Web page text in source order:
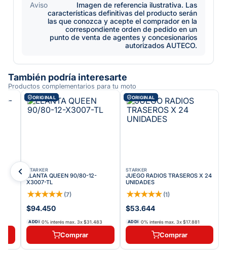
Aviso
Imagen de referencia ilustrativa. Las
características definitivas del producto serán
las que conozca y acepte el comprador en la
correspondiente orden de pedido en un
punto de venta de agentes y concesionarios
autorizados AUTECO.
También podría interesarte
Productos complementarios para tu moto
ORIGINAL
STARKER
LLANTA QUEEN 90/80-12-
X3007-TL
★★★★★ (7)
$94.450
ADDI 0% interés max.3x$31.483
Comprar
ORIGINAL
STARKER
JUEGO RADIOS TRASEROS X 24
UNIDADES
★★★★★ (1)
$53.644
ADDI 0% interés max. 3x$17.881
Comprar